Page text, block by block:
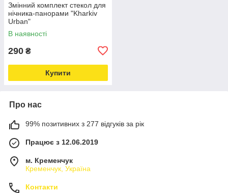
Змінний комплект стекол для
нічника-панорами "Kharkiv
Urban"
В наявності
290 ₴
Купити
Про нас
99% позитивних з 277 відгуків за рік
Працює з 12.06.2019
м. Кременчук
Кременчук, Україна
Контакти